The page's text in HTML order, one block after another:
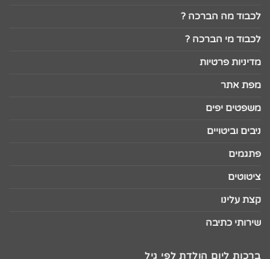
לכבוד מה הברכה ?
לכבוד מי הברכה ?
מדיניות פרטיות
מפת אתר
משפטים יפים
ניבים וביטויים
פתגמים
ציטוטים
קצת עלינו
שירותי כתיבה
ברכות ליום הולדת לפי גיל